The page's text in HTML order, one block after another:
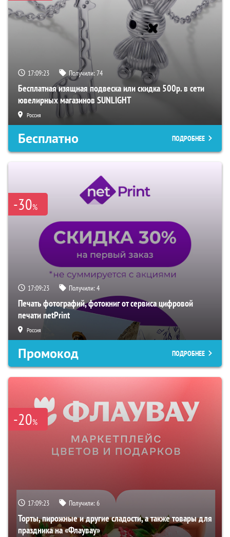
17:09:22 Получили:74
Бесплатная изящная подвеска или скидка 500р. в сети
ювелирных магазинов SUNLIGHT
Россия
Бесплатно ПОДРОБНЕЕ
-30%
17:09:22 Получили:4
Печать фотографий, фотокниг от сервиса цифровой
печати netPrint
Россия
Промокод ПОДРОБНЕЕ
-20%
17:09:22 Получили:6
Торты, пирожные и другие сладости, а также товары для
праздника на «Флаувау»